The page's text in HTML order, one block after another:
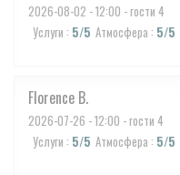
2026-08-02 - 12:00 - гости 4
Услуги : 5/5 Атмосфера : 5/5
Florence B
2026-07-26 - 12:00 - гости 4
Услуги : 5/5 Атмосфера : 5/5